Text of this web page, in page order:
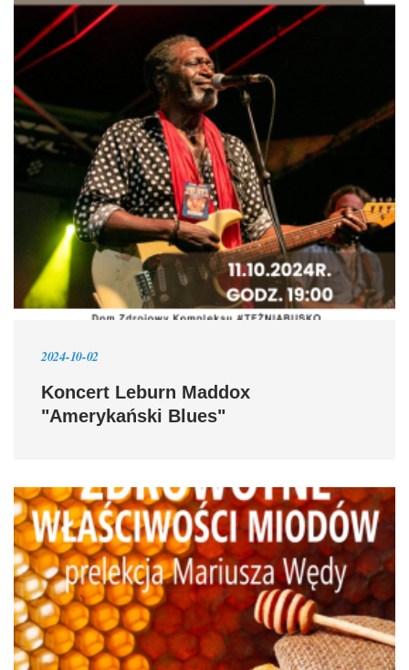
2024-10-02
Koncert Leburn Maddox
"Amerykański Blues"